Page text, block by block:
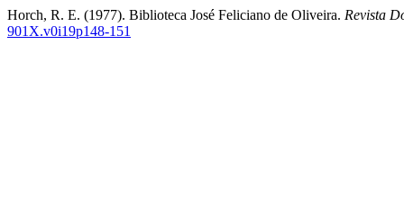
Horch, R. E. (1977). Biblioteca José Feliciano de Oliveira. Revista
901X.v0i19p148-151